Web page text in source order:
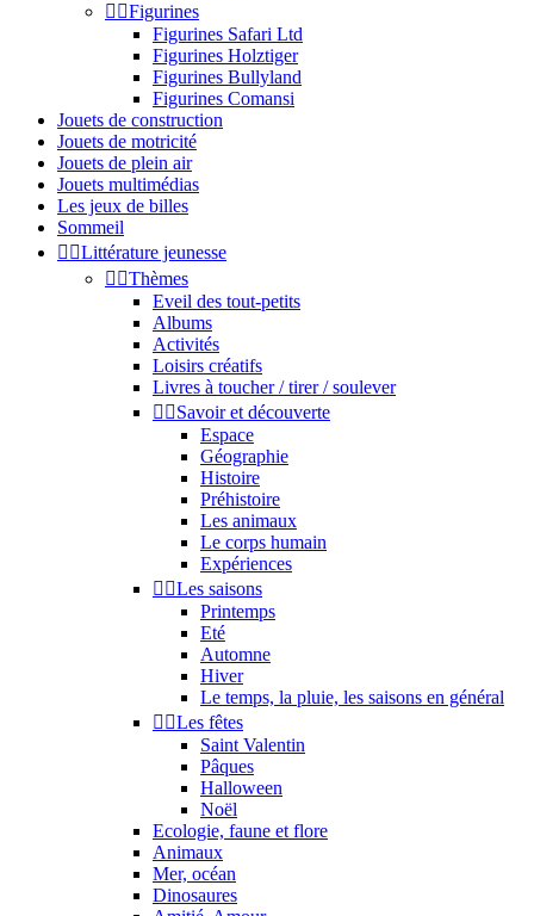
 Figurines
Figurines Safari Ltd
Figurines Holztiger
Figurines Bullyland
Figurines Comansi
Jouets de construction
Jouets de motricité
Jouets de plein air
Jouets multimédias
Les jeux de billes
Sommeil
 Littérature jeunesse
 Thèmes
Eveil des tout-petits
Albums
Activités
Loisirs créatifs
Livres à toucher / tirer / soulever
 Savoir et découverte
Espace
Géographie
Histoire
Préhistoire
Les animaux
Le corps humain
Expériences
 Les saisons
Printemps
Eté
Automne
Hiver
Le temps, la pluie, les saisons en général
 Les fêtes
Saint Valentin
Pâques
Halloween
Noël
Ecologie, faune et flore
Animaux
Mer, océan
Dinosaures